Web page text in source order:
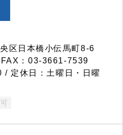
区日本橋小伝馬町8-6
：03-3661-7539
定休日：土曜日・日曜